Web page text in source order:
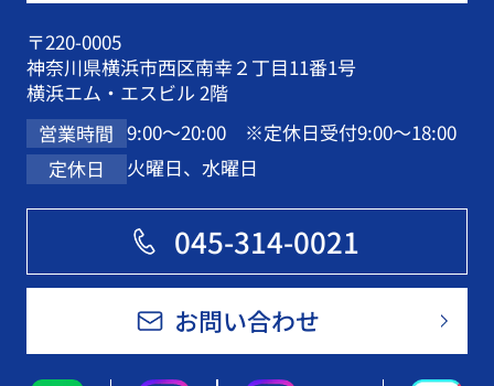
〒220-0005
神奈川県横浜市西区南幸２丁目11番1号
横浜エム・エスビル 2階
営業時間 9:00～20:00 ※定休日受付9:00～18:00
定休日
火曜日、水曜日
045-314-0021
お問い合わせ